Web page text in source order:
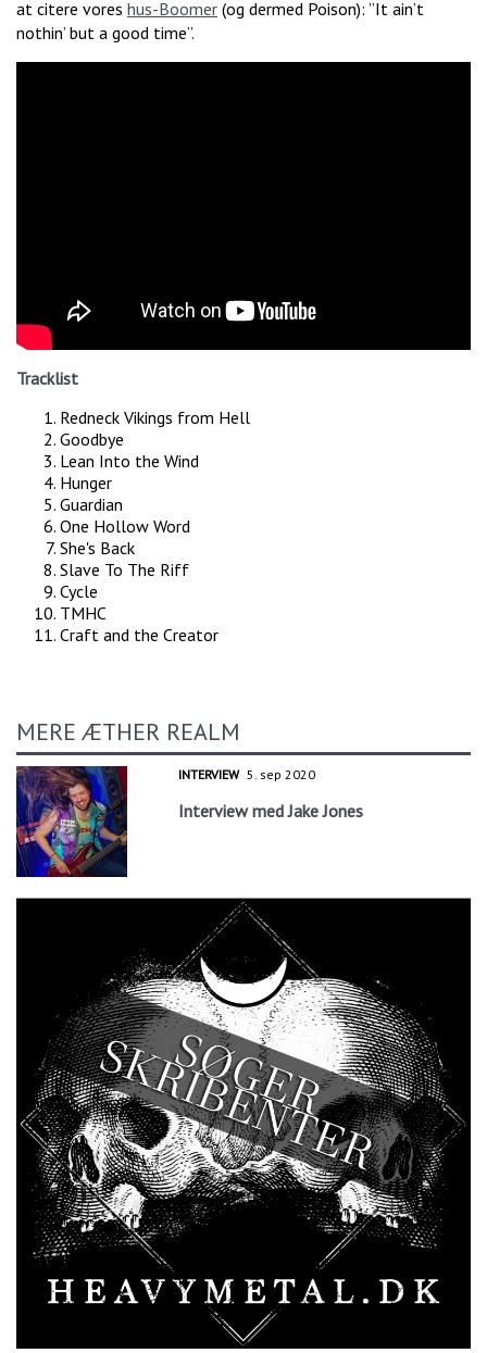
at citere vores hus-Boomer (og dermed Poison): ”It ain’t
nothin’ but a good time”.
Tracklist
Redneck Vikings from Hell
Goodbye
Lean Into the Wind
Hunger
Guardian
One Hollow Word
She's Back
Slave To The Riff
Cycle
TMHC
Craft and the Creator
MERE ÆTHER REALM
INTERVIEW 5. sep 2020
Interview med Jake Jones